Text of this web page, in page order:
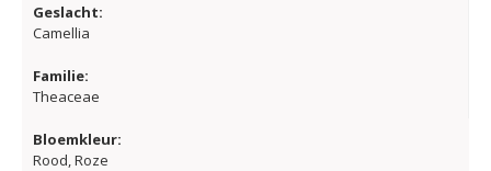
Geslacht:
Camellia
Familie:
Theaceae
Bloemkleur:
Rood, Roze